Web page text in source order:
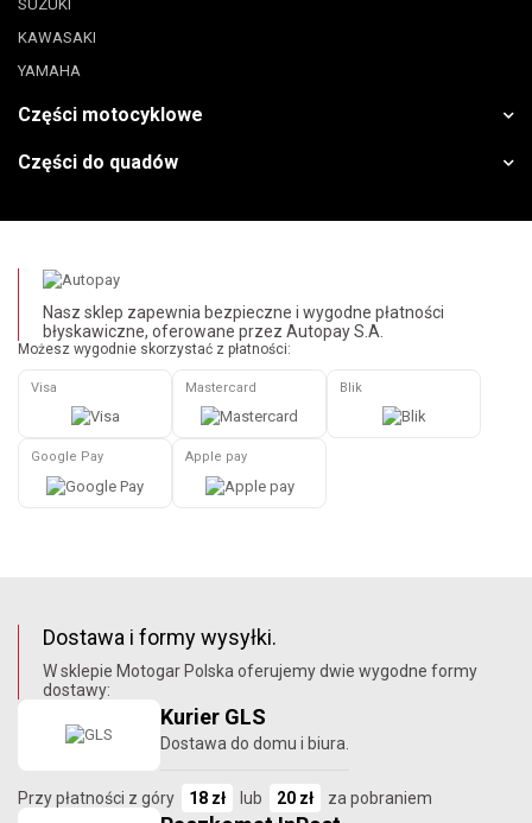
SUZUKI
KAWASAKI
YAMAHA
Części motocyklowe
Części do quadów
Nasz sklep zapewnia bezpieczne i wygodne płatności
błyskawiczne, oferowane przez Autopay S.A.
Możesz wygodnie skorzystać z płatności:
Visa Mastercard Blik
Google Pay Apple pay
Dostawa i formy wysyłki.
W sklepie Motogar Polska oferujemy dwie wygodne formy
dostawy:
Kurier GLS
Dostawa do domu i biura.
Przy płatności z góry 18 zł lub 20 zł za pobraniem